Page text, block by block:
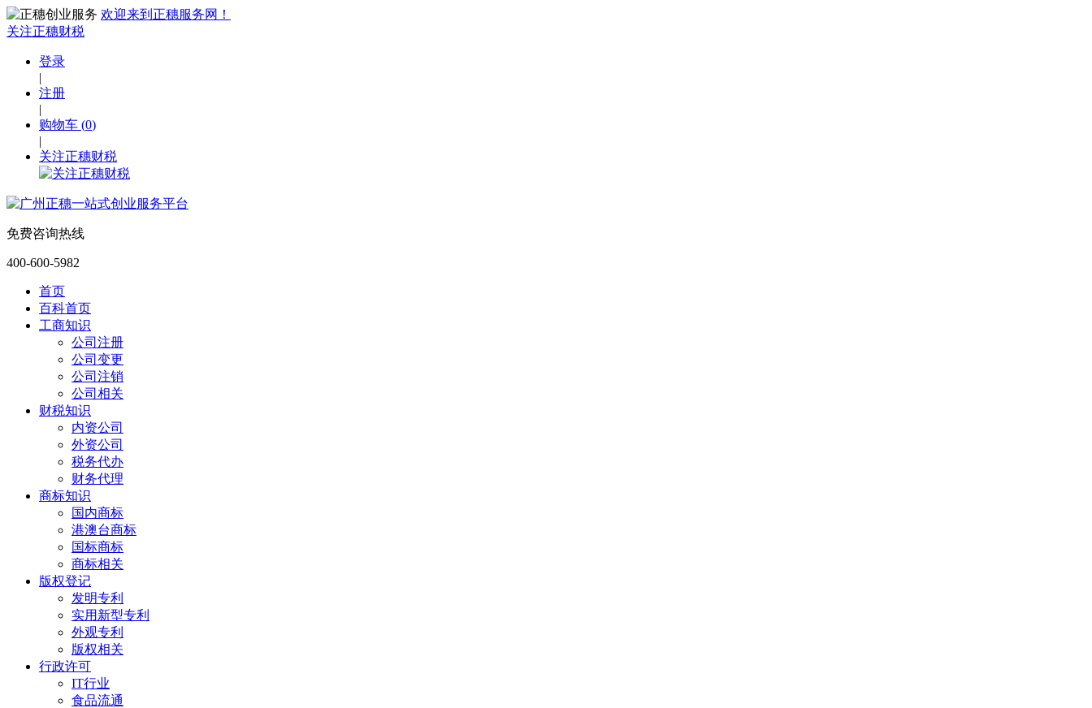
欢迎来到正穗服务网！
关注正穗财税
登录
|
注册
|
购物车 (0)
|
关注正穗财税
免费咨询热线
400-600-5982
首页
百科首页
工商知识
公司注册
公司变更
公司注销
公司相关
财税知识
内资公司
外资公司
税务代办
财务代理
商标知识
国内商标
港澳台商标
国标商标
商标相关
版权登记
发明专利
实用新型专利
外观专利
版权相关
行政许可
IT行业
食品流通